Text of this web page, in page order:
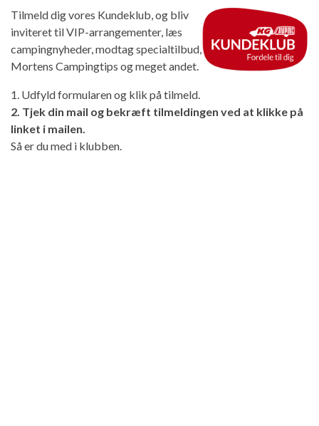
Tilmeld dig vores Kundeklub, og bliv
inviteret til VIP-arrangementer, læs
campingnyheder, modtag specialtilbud,
Mortens Campingtips og meget andet.
1. Udfyld formularen og klik på tilmeld.
2. Tjek din mail og bekræft tilmeldingen ved at klikke på
linket i mailen.
Så er du med i klubben.